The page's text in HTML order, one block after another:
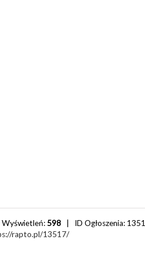
598 | ID Ogłoszenia:
rapto.pl/13517/